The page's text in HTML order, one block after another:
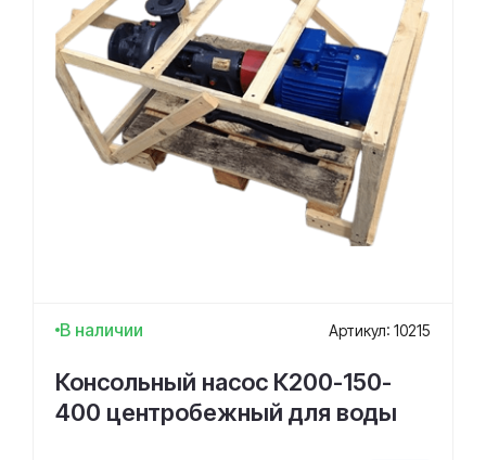
В наличии Артикул: 10215
Консольный насос К200-150-
400 центробежный для воды